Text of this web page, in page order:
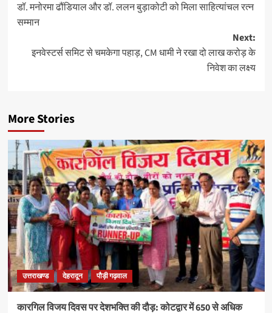
डॉ. मनोरमा ढौंडियाल और डॉ. ललन बुड़ाकोटी को मिला साहित्यांचल रत्न
सम्मान
Next:
इनवेस्टर्स समिट से चमकेगा पहाड़, CM धामी ने रखा दो लाख करोड़ के
निवेश का लक्ष्य
More Stories
उत्तराखण्ड देहरादून पौड़ी गढ़वाल
कारगिल विजय दिवस पर देशभक्ति की दौड़: कोटद्वार में 650 से अधिक